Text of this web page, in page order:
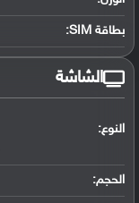
بطاقة SIM:
الشاشة
النوع:
الحجم: